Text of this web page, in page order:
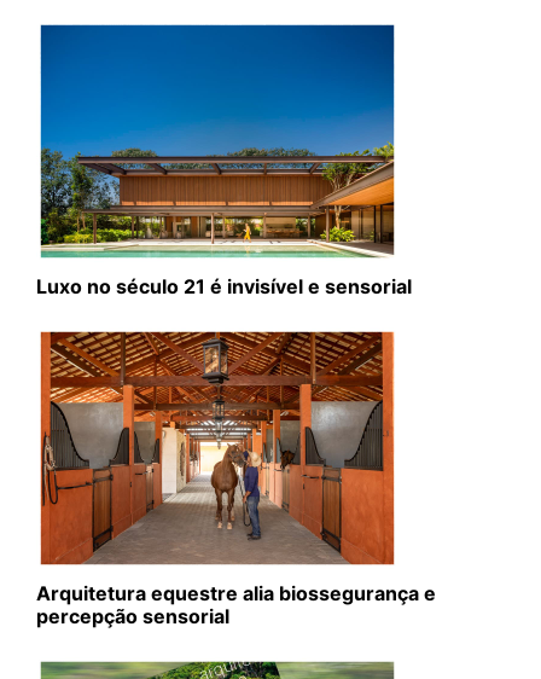
Luxo no século 21 é invisível e sensorial
Arquitetura equestre alia biossegurança e
percepção sensorial